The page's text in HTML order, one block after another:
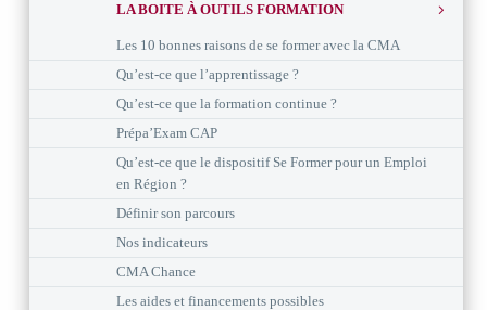
LA BOITE À OUTILS FORMATION
Les 10 bonnes raisons de se former avec la CMA
Qu’est-ce que l’apprentissage ?
Qu’est-ce que la formation continue ?
Prépa’Exam CAP
Qu’est-ce que le dispositif Se Former pour un Emploi
en Région ?
Définir son parcours
Nos indicateurs
CMA Chance
Les aides et financements possibles